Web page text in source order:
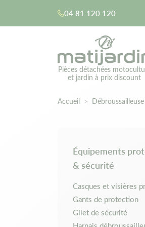
04 81 120 120
Pièces détachées
et jardin à prix discount
Accueil
Équipements
& sécurité
Casques et visières
Gants de protection
Gilet de sécurité